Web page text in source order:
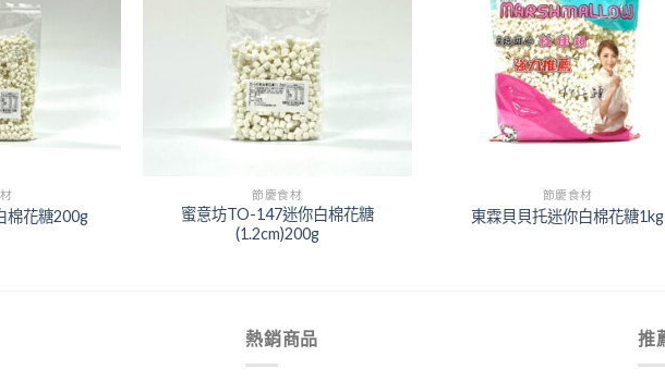
棉花糖200g
節慶食材
蜜意坊TO-147迷你白棉花糖
(1.2cm)200g
節慶食材
東霖貝貝托迷你白棉花糖1kg
熱銷商品 推